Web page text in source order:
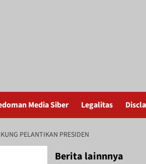
Media Siber Legalitas
PELANTIKAN PRESIDEN
Berita lainnnya